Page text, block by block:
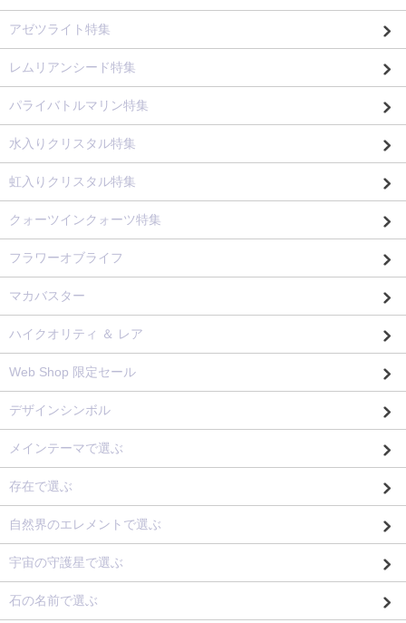
アゼツライト特集
レムリアンシード特集
パライバトルマリン特集
水入りクリスタル特集
虹入りクリスタル特集
クォーツインクォーツ特集
フラワーオブライフ
マカバスター
ハイクオリティ ＆ レア
Web Shop 限定セール
デザインシンボル
メインテーマで選ぶ
存在で選ぶ
自然界のエレメントで選ぶ
宇宙の守護星で選ぶ
石の名前で選ぶ